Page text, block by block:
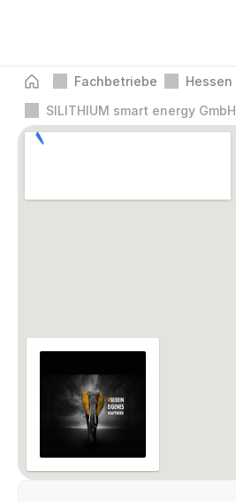
Fachbetriebe
Hessen
SILITHIUM smart energy GmbH